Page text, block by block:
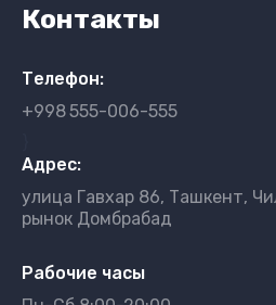
Контакты
Телефон:
+998555-006-555
Адрес:
улица Гавхар 86, Ташкент,
рынок Домбрабад
Рабочие часы